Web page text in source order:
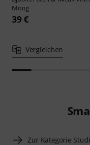
Moog
39 €
Vergleichen
Zur Kategorie